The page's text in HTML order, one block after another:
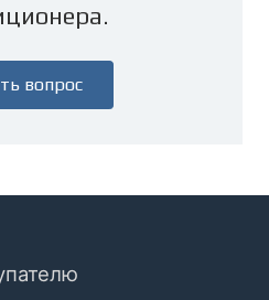
вопрос